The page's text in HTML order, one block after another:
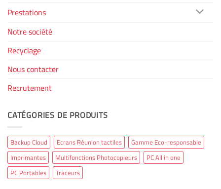
Prestations
Notre société
Recyclage
Nous contacter
Recrutement
CATÉGORIES DE PRODUITS
Backup Cloud Ecrans Réunion tactiles
Gamme Eco-responsable
Imprimantes
Multifonctions Photocopieurs
PC All in one
PC Portables
Traceurs